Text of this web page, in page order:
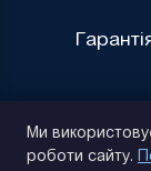
Ми
роботи сайту.